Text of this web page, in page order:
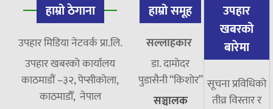
हाम्रो ठेगाना
उपहार मिडिया नेटवर्क प्रा.लि.
उपहार खबरको कार्यालय
काठमाडौं –३२, पेप्सीकोला,
काठमाडौँ, नेपाल
हाम्रो समूह
सल्लाहकार
डा. दामाेदर
पुडासैनी “किशाेर”
सञ्चालक
उपहार
खबरको
बारेमा
सूचना प्रविधिको
तीव्र विस्तार र